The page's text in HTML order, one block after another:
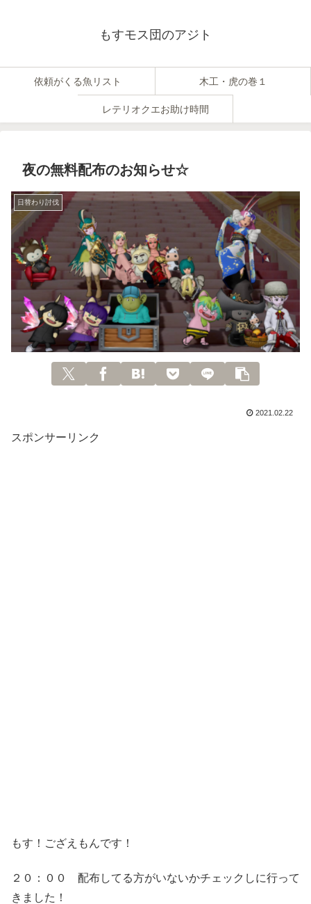
もすモス団のアジト
依頼がくる魚リスト 木工・虎の巻１
レテリオクエお助け時間
夜の無料配布のお知らせ☆
日替わり討伐
2021.02.22
スポンサーリンク
もす！ござえもんです！
２０：００ 配布してる方がいないかチェックしに行って
きました！